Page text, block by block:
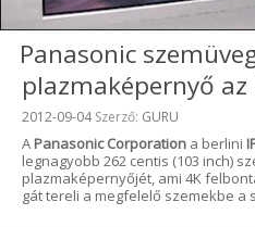
Panasonic
plazmaképernyő az
Beküldve:
2012-09-04Szerző: GURU
A Panasonic Corporation a berlini
legnagyobb 262 centis (103 inch)
plazmaképernyőjét, ami 4K
gát tereli a megfelelő szemekbe a